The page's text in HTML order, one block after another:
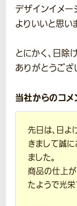
デザインイメ
よりいいと思い
とにかく、日除
ありがとうござ
当社からのコメ
先日は、日
きまして誠
ました。
商品の仕上
たようで光栄